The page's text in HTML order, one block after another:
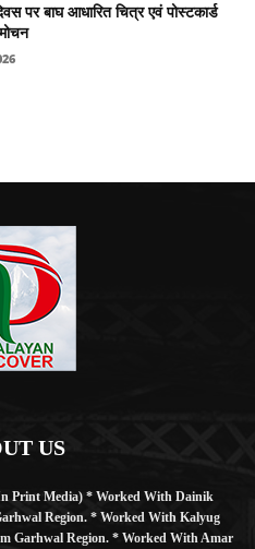
पर बाघ आधारित चित्र एवं पोस्टकार्ड
US
Print Media) * Worked With Dainik
Region. * Worked With Kalyug
Garhwal Region. * Worked With Amar